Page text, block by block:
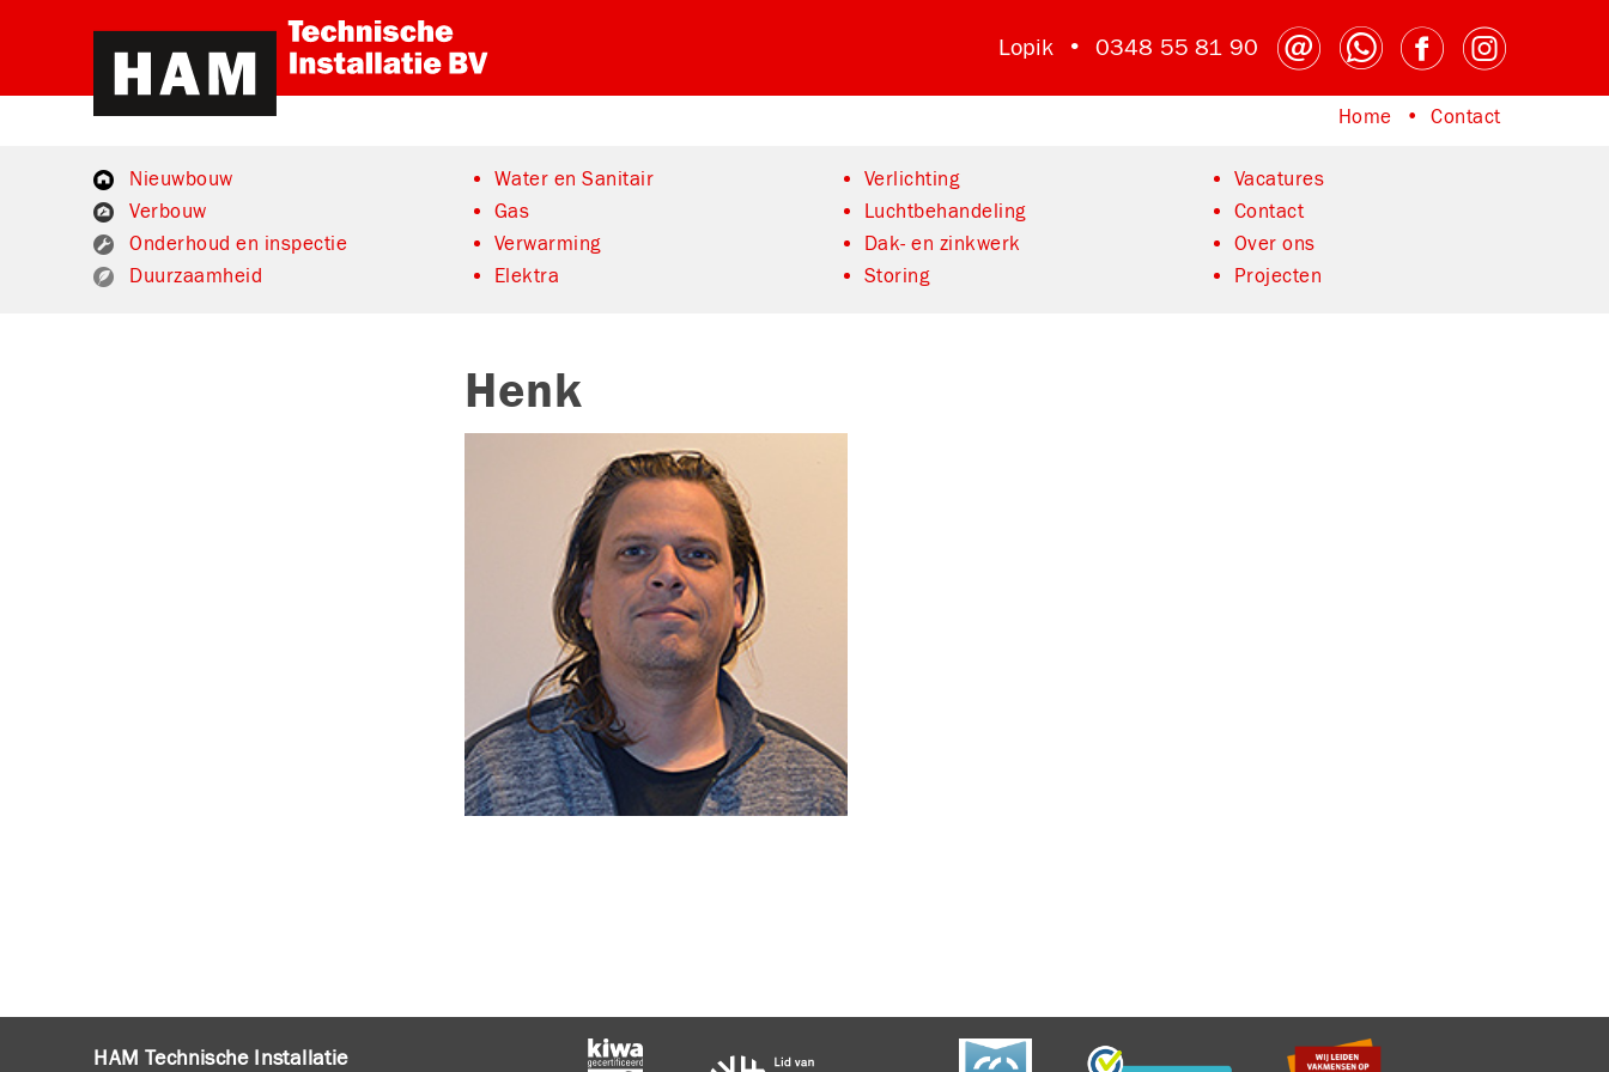
Lopik • 0348 55 81 90
Home Contact
Nieuwbouw
Verbouw
Onderhoud en inspectie
Duurzaamheid
Water en Sanitair
Gas
Verwarming
Elektra
Verlichting
Luchtbehandeling
Dak- en zinkwerk
Storing
Vacatures
Contact
Over ons
Projecten
Henk
HAM Technische Installatie